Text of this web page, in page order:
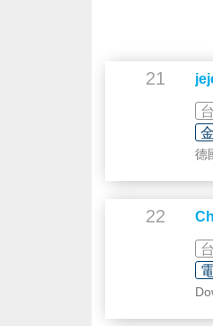
21
德
22